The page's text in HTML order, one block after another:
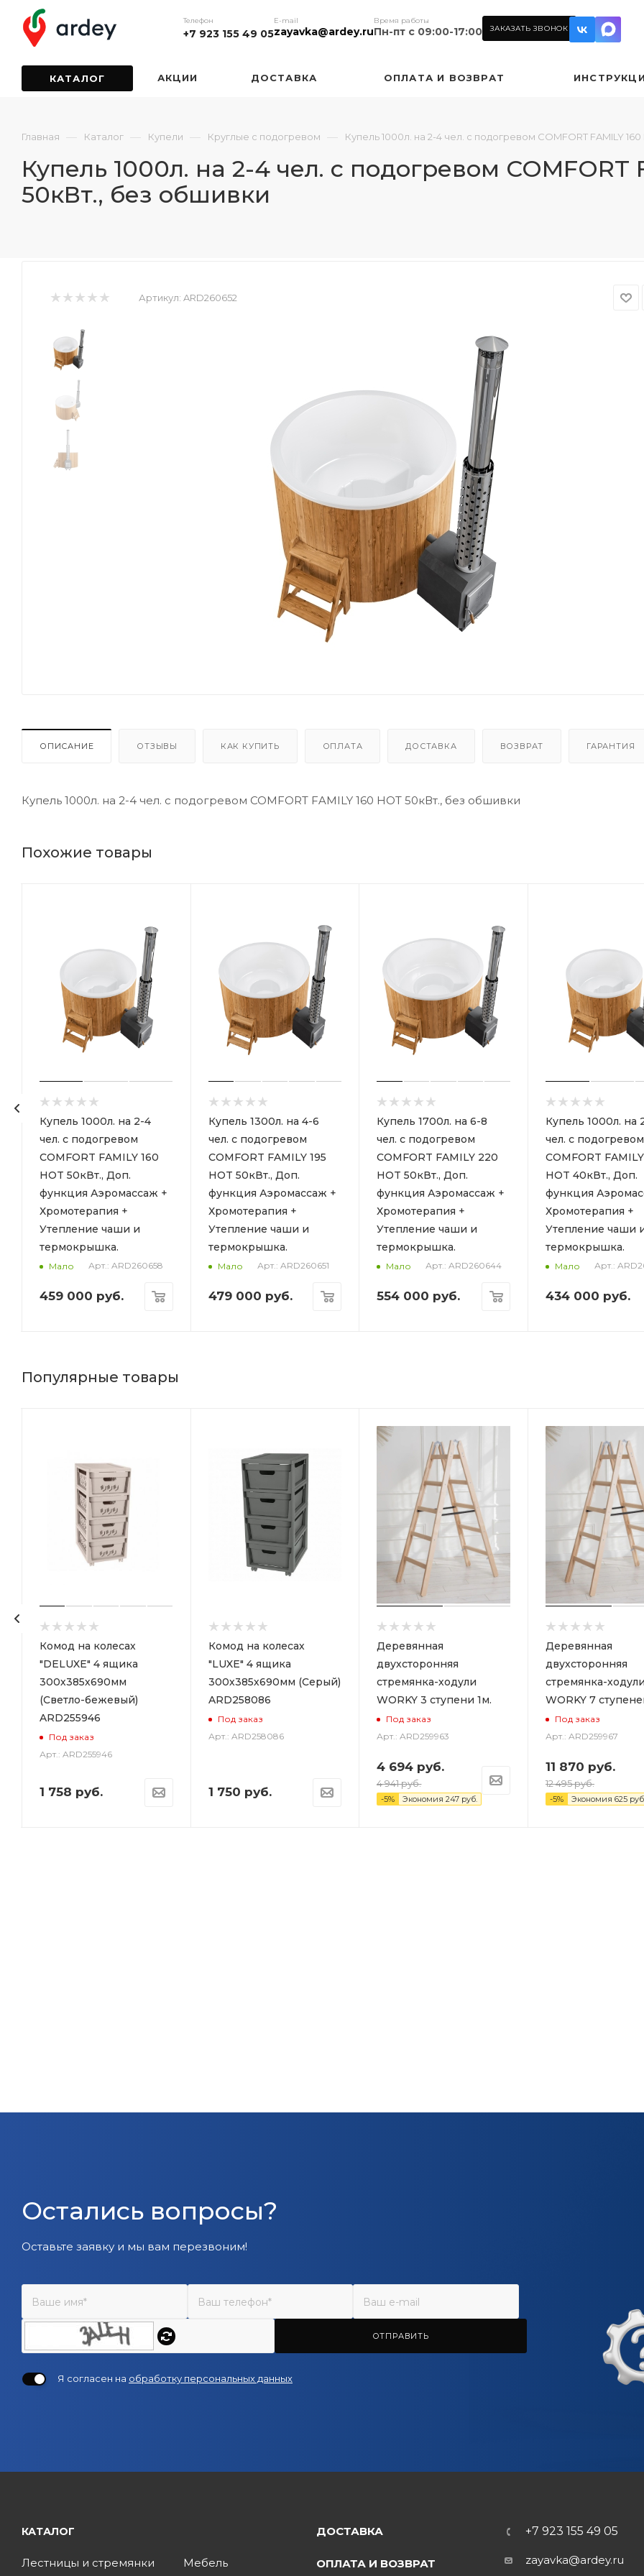
Телефон
+7 923 155 49 05
E-mail
zayavka@ardey.ru
Время работы
Пн-пт с 09:00-17:00 ЗАКАЗАТЬ ЗВОНОК
КАТАЛОГ АКЦИИ ДОСТАВКА ОПЛАТА И ВОЗВРАТ
Главная — Каталог — Купели — Круглые с подогревом — Купель 1000л. на 2-4 чел. с подогревом COMFORT FAMILY
Купель 1000л. на 2-4 чел. с подогревом COMFORT
50кВт., без обшивки
Артикул: ARD260652
ОПИСАНИЕ ОТЗЫВЫ КАК КУПИТЬ ОПЛАТА ДОСТАВКА ВОЗВРАТ ГАРАНТИЯ
Купель 1000л. на 2-4 чел. с подогревом COMFORT FAMILY 160 HOT 50кВт., без обшивки
Похожие товары
Купель 1000л. на 2-4
чел. с подогревом
COMFORT FAMILY 160
HOT 50кВт., Доп.
функция Аэромассаж +
Хромотерапия +
Утепление чаши и
термокрышка.
Мало Арт.: ARD260658
459 000 руб.
Купель 1300л. на 4-6
чел. с подогревом
COMFORT FAMILY 195
HOT 50кВт., Доп.
функция Аэромассаж +
Хромотерапия +
Утепление чаши и
термокрышка.
Мало Арт.: ARD260651
479 000 руб.
Купель 1700л. на 6-8
чел. с подогревом
COMFORT FAMILY 220
HOT 50кВт., Доп.
функция Аэромассаж +
Хромотерапия +
Утепление чаши и
термокрышка.
Мало Арт.: ARD260644
554 000 руб.
Купель 1000л. на
чел. с подогревом
COMFORT
HOT 40кВт., Доп.
функция
Хромотерапия +
Утепление чаши
термокрышка.
Мало Арт.:
434 000 руб.
Популярные товары
Комод на колесах
"DELUXE" 4 ящика
300х385х690мм
(Светло-бежевый)
ARD255946
Под заказ
Арт.: ARD255946
1 758 руб.
Комод на колесах
"LUXE" 4 ящика
300х385х690мм (Серый)
ARD258086
Под заказ
Арт.: ARD258086
1 750 руб.
Деревянная
двухсторонняя
стремянка-ходули
WORKY 3 ступени 1м.
Под заказ
Арт.: ARD259963
4 694 руб.
4 941руб.
-5% Экономия 247 руб.
Деревянная
двухсторонняя
стремянка-ходули
WORKY 7
Под заказ
Арт.: ARD259967
11 870 руб.
12 495руб.
-5% Экономия 625
Остались вопросы?
Оставьте заявку и мы вам перезвоним!
ОТПРАВИТЬ
Я согласен на обработку персональных данных
КАТАЛОГ
Лестницы и стремянки Мебель
ДОСТАВКА
ОПЛАТА И ВОЗВРАТ
+7 923 155 49 05
zayavka@ardey.ru